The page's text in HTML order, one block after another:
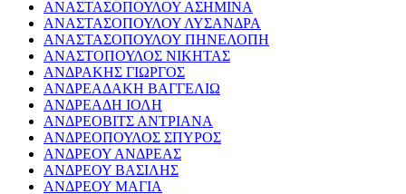
ΑΝΑΣΤΑΣΟΠΟΥΛΟΥ ΑΣΗΜΙΝΑ
ΑΝΑΣΤΑΣΟΠΟΥΛΟΥ ΛΥΣΑΝΔΡΑ
ΑΝΑΣΤΑΣΟΠΟΥΛΟΥ ΠΗΝΕΛΟΠΗ
ΑΝΑΣΤΟΠΟΥΛΟΣ ΝΙΚΗΤΑΣ
ΑΝΔΡΑΚΗΣ ΓΙΩΡΓΟΣ
ΑΝΔΡΕΑΔΑΚΗ ΒΑΓΓΕΛΙΩ
ΑΝΔΡΕΑΔΗ ΙΟΛΗ
ΑΝΔΡΕΟΒΙΤΣ ΑΝΤΡΙΑΝΑ
ΑΝΔΡΕΟΠΟΥΛΟΣ ΣΠΥΡΟΣ
ΑΝΔΡΕΟΥ ΑΝΔΡΕΑΣ
ΑΝΔΡΕΟΥ ΒΑΣΙΛΗΣ
ΑΝΔΡΕΟΥ ΜΑΓΙΑ